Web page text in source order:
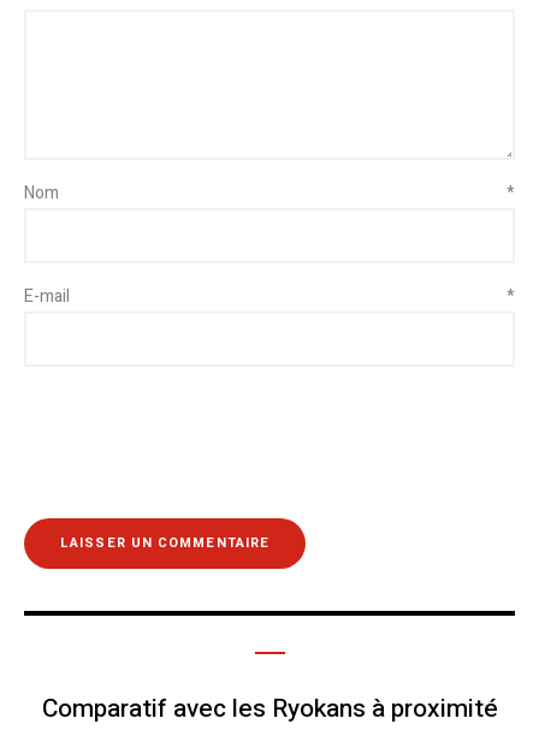
Nom *
E-mail *
Comparatif avec les Ryokans à proximité